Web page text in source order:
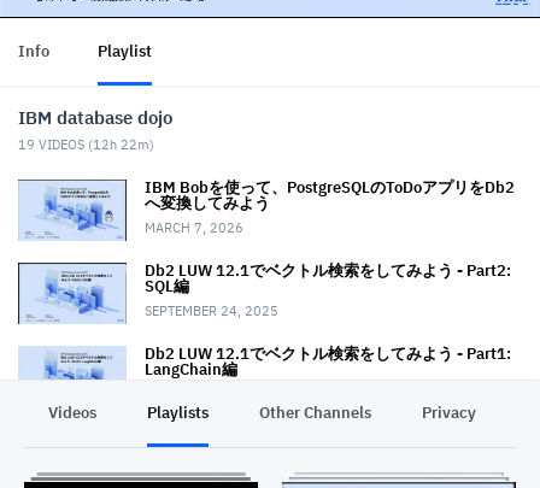
Info Playlist
IBM database dojo
19 VIDEOS (12h 22m)
IBM Bobを使って、PostgreSQLのToDoアプリをDb2
へ変換してみよう
MARCH 7, 2026
Db2 LUW 12.1でベクトル検索をしてみよう - Part2:
SQL編
SEPTEMBER 24, 2025
Db2 LUW 12.1でベクトル検索をしてみよう - Part1:
LangChain編
Videos Playlists Other Channels Privacy